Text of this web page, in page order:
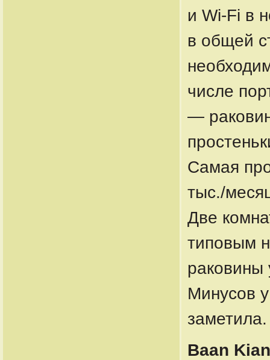
и Wi-Fi в
в общей
числе
—
Самая
тыс./
Две
типовым
раковины
Минусов
Baan